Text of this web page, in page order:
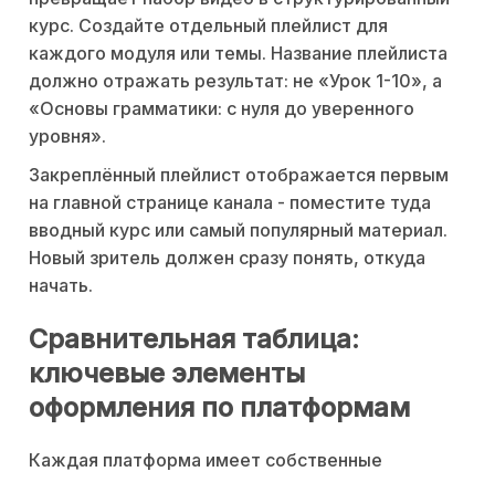
курс. Создайте отдельный плейлист для
каждого модуля или темы. Название плейлиста
должно отражать результат: не «Урок 1-10», а
«Основы грамматики: с нуля до уверенного
уровня».
Закреплённый плейлист отображается первым
на главной странице канала - поместите туда
вводный курс или самый популярный материал.
Новый зритель должен сразу понять, откуда
начать.
Сравнительная таблица:
ключевые элементы
оформления по платформам
Каждая платформа имеет собственные